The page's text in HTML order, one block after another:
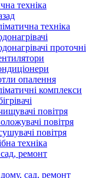
техніка
техніка
проточні
опалення
комплекси
повітря
повітря
повітря
техніка
ремонт
сад, ремонт